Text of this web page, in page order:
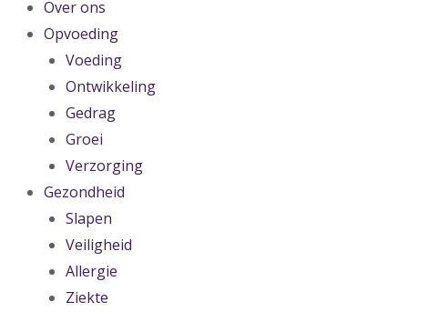
Over ons
Opvoeding
Voeding
Ontwikkeling
Gedrag
Groei
Verzorging
Gezondheid
Slapen
Veiligheid
Allergie
Ziekte